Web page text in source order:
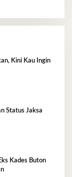
Kini Kau Ingin
Status Jaksa
Kades Buton